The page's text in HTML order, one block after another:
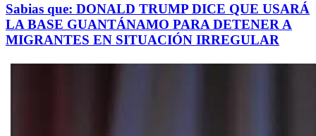
Sabias que: DONALD TRUMP DICE QUE USARÁ
LA BASE GUANTÁNAMO PARA DETENER A
MIGRANTES EN SITUACIÓN IRREGULAR